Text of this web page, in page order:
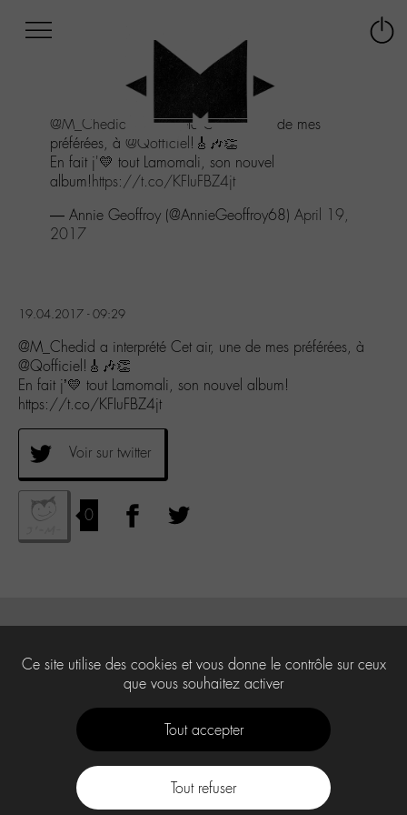
au
menu
Aller
au
contenu
Aller
@M_Chedid a interprété Cet air, une de mes
préférées, à @Qofficiel !🎸🎶👏
En fait j'💛 tout Lamomali, son nouvel
album!https://t.co/KFIuFBZ4jt
— Annie Geoffroy (@AnnieGeoffroy68) April 19,
2017
19.04.2017 - 09:29
@M_Chedid a interprété Cet air, une de mes préférées, à
@Qofficiel!🎸🎶👏
En fait j’💛 tout Lamomali, son nouvel album!
https://t.co/KFIuFBZ4jt
Voir sur twitter
0
Ce site utilise des cookies et vous donne le contrôle sur ceux
que vous souhaitez activer
Tout accepter
Tout refuser